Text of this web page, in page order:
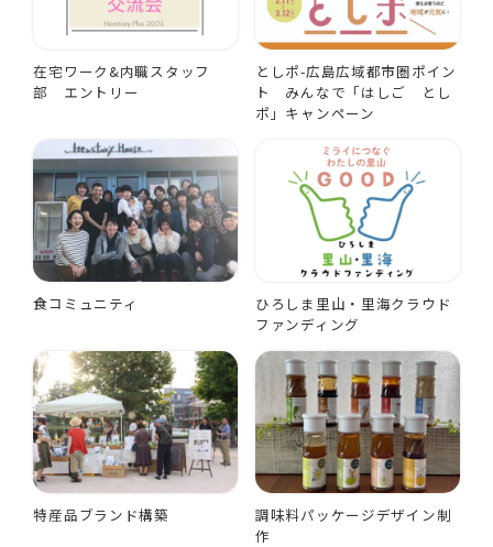
在宅ワーク&内職スタッフ
部 エントリー
としポ-広島広域都市圏ポイン
ト みんなで「はしご とし
ポ」キャンペーン
食コミュニティ
ひろしま里山・里海クラウド
ファンディング
特産品ブランド構築
調味料パッケージデザイン制
作